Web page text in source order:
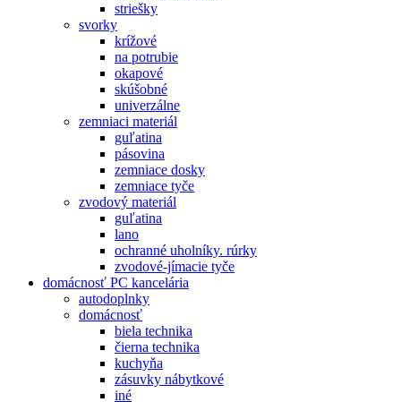
striešky
svorky
krížové
na potrubie
okapové
skúšobné
univerzálne
zemniaci materiál
guľatina
pásovina
zemniace dosky
zemniace tyče
zvodový materiál
guľatina
lano
ochranné uholníky. rúrky
zvodové-jímacie tyče
domácnosť PC kancelária
autodoplnky
domácnosť
biela technika
čierna technika
kuchyňa
zásuvky nábytkové
iné